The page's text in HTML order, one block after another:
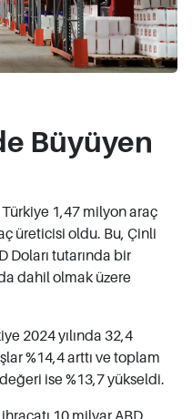
Büyüyen
Türkiye 1,47 milyon araç
üreticisi oldu. Bu, Çinli
Doları tutarında bir
dahil olmak üzere
2024 yılında 32,4
%14,4 arttı ve toplam
ise %13,7 yükseldi.
10 milyar ABD